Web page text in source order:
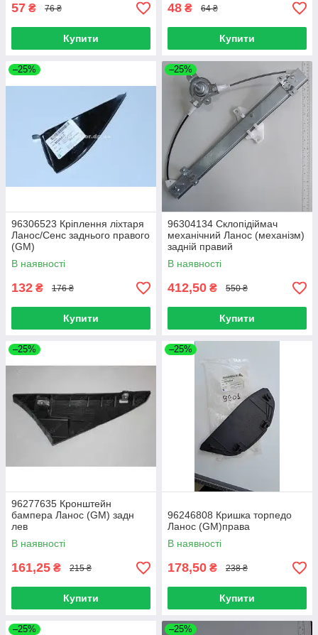
57 ₴ 76 ₴
Купити
48 ₴ 64 ₴
Купити
–25%
96306523 Кріплення ліхтаря
Ланос/Сенс заднього правого
(GM)
В наявності
132 ₴ 176 ₴
Купити
–25%
96304134 Склопідіймач
механічний Ланос (механізм)
задній правий
В наявності
412,50 ₴ 550 ₴
Купити
–25%
96277635 Кронштейн
бампера Ланос (GM) задн
лев
В наявності
161,25 ₴ 215 ₴
Купити
–25%
96246808 Кришка торпедо
Ланос (GM)права
В наявності
178,50 ₴ 238 ₴
Купити
–25% –25%